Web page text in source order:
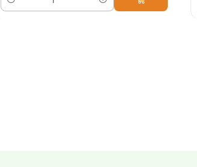
Quantidade